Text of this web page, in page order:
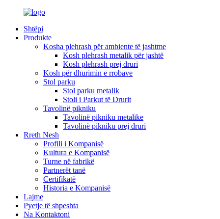
Shtëpi
Produkte
Kosha plehrash për ambiente të jashtme
Kosh plehrash metalik për jashtë
Kosh plehrash prej druri
Kosh për dhurimin e rrobave
Stol parku
Stol parku metalik
Stoli i Parkut të Drurit
Tavolinë pikniku
Tavolinë pikniku metalike
Tavolinë pikniku prej druri
Rreth Nesh
Profili i Kompanisë
Kultura e Kompanisë
Turne në fabrikë
Partnerët tanë
Certifikatë
Historia e Kompanisë
Lajme
Pyetje të shpeshta
Na Kontaktoni